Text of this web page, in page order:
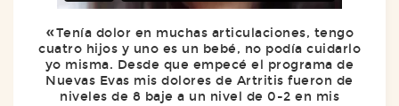
Tenía dolor en muchas articulaciones, tengo
cuatro hijos y uno es un bebé, no podía cuidarlo
yo misma. Desde que empecé el programa de
Nuevas Evas mis dolores de Artritis fueron de
niveles de 8 baje a un nivel de 0-2 en mis